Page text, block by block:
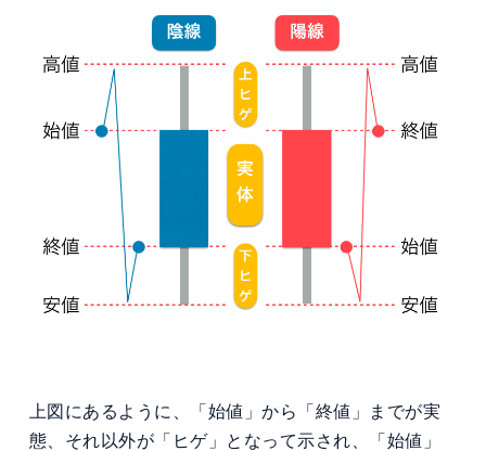
上図にあるように、「始値」から「終値」までが実
態、それ以外が「ヒゲ」となって示され、「始値」